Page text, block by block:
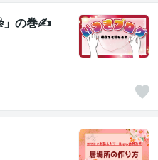
」の巻✍️